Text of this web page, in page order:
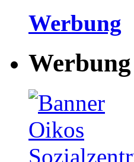
Werbung
Werbung